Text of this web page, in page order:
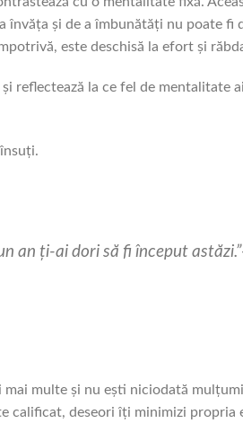
învăța și de a îmbunătăți nu poate fi
este deschisă la efort și
reflectează la ce fel de mentalitate
an ți-ai dori să fi început
mai multe și nu ești niciodată
calificat, deseori îți minimizi propria